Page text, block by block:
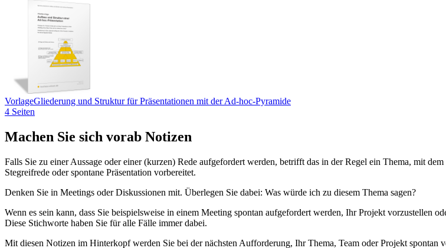
VorlageGliederung und Struktur für Präsentationen mit der Ad-hoc-Pyramide
4 Seiten
Machen Sie sich vorab Notizen
Falls Sie zu einer Aussage oder einer (kurzen) Rede aufgefordert werden, betrifft das in der Regel ein Thema, mit
Stegreifrede oder spontane Präsentation vorbereitet.
Denken Sie in Meetings oder Diskussionen mit. Überlegen Sie dabei: Was würde ich zu diesem Thema sagen?
Wenn es sein kann, dass Sie beispielsweise in einem Meeting spontan aufgefordert werden, Ihr Projekt vorzustellen
Diese Stichworte haben Sie für alle Fälle immer dabei.
Mit diesen Notizen im Hinterkopf werden Sie bei der nächsten Aufforderung, Ihr Thema, Team oder Projekt spontan